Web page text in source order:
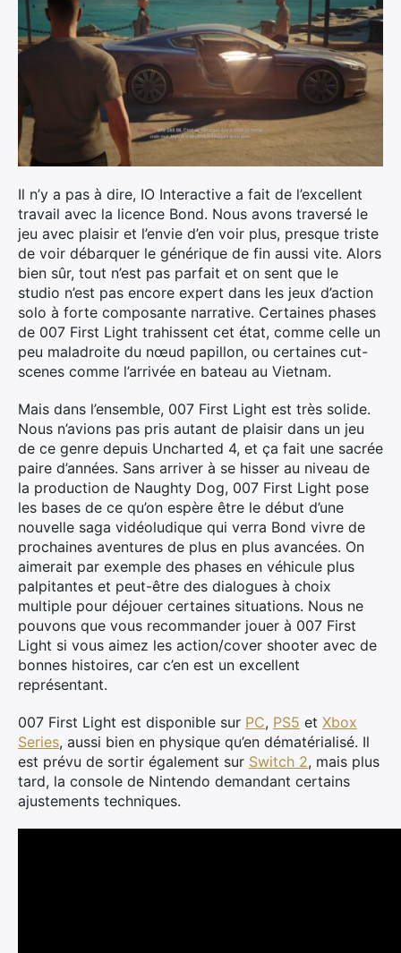
Il n’y a pas à dire, IO Interactive a fait de l’excellent
travail avec la licence Bond. Nous avons traversé le
jeu avec plaisir et l’envie d’en voir plus, presque triste
de voir débarquer le générique de fin aussi vite. Alors
bien sûr, tout n’est pas parfait et on sent que le
studio n’est pas encore expert dans les jeux d’action
solo à forte composante narrative. Certaines phases
de 007 First Light trahissent cet état, comme celle un
peu maladroite du nœud papillon, ou certaines cut-
scenes comme l’arrivée en bateau au Vietnam.
Mais dans l’ensemble, 007 First Light est très solide.
Nous n’avions pas pris autant de plaisir dans un jeu
de ce genre depuis Uncharted 4, et ça fait une sacrée
paire d’années. Sans arriver à se hisser au niveau de
la production de Naughty Dog, 007 First Light pose
les bases de ce qu’on espère être le début d’une
nouvelle saga vidéoludique qui verra Bond vivre de
prochaines aventures de plus en plus avancées. On
aimerait par exemple des phases en véhicule plus
palpitantes et peut-être des dialogues à choix
multiple pour déjouer certaines situations. Nous ne
pouvons que vous recommander jouer à 007 First
Light si vous aimez les action/cover shooter avec de
bonnes histoires, car c’en est un excellent
représentant.
007 First Light est disponible sur PC, PS5 et Xbox
Series, aussi bien en physique qu’en dématérialisé. Il
est prévu de sortir également sur Switch 2, mais plus
tard, la console de Nintendo demandant certains
ajustements techniques.